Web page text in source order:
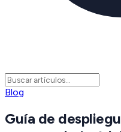
Blog
Guía de